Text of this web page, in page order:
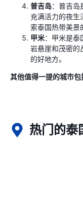
普吉岛：普吉岛
充满活力的夜生
索泰国热带美景
甲米：甲米是泰
岩悬崖和茂密的
的好地方。
其他值得一提的城市包
热门的泰